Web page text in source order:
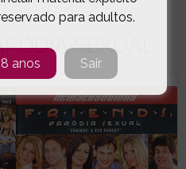
SEXUAL
para adultos.
anos Sair